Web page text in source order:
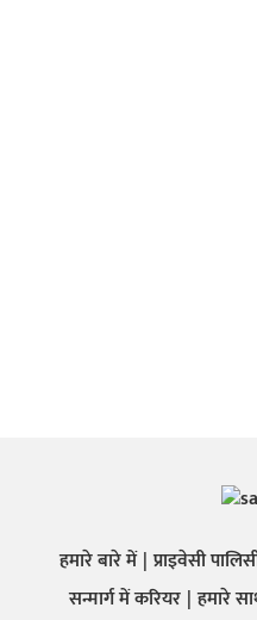
हमारे बारे में प्राइवेसी
सन्मार्ग में करियर हमारे